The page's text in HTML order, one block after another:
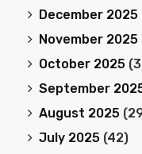
December 2025
November 2025
October 2025
September
August 2025
July 2025 (42)